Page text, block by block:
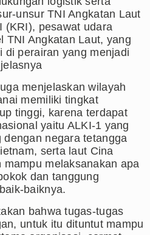
unsur TNI Angkatan Laut
(KRI), pesawat udara
TNI Angkatan Laut, yang
di perairan yang menjadi
menjelaskan wilayah
memiliki tingkat
tinggi, karena terdapat
yaitu ALKI-1 yang
dengan negara tetangga
serta laut Cina
melaksanakan apa
dan tanggung
baiknya.
bahwa tugas-tugas
untuk itu dituntut mampu